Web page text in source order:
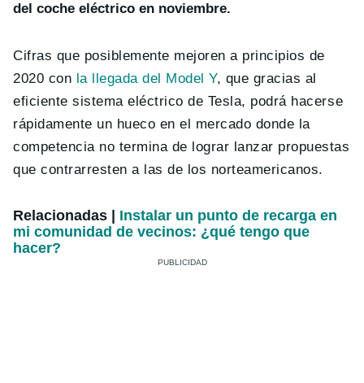
del coche eléctrico en noviembre.
Cifras que posiblemente mejoren a principios de
2020 con la llegada del Model Y, que gracias al
eficiente sistema eléctrico de Tesla, podrá hacerse
rápidamente un hueco en el mercado donde la
competencia no termina de lograr lanzar propuestas
que contrarresten a las de los norteamericanos.
Relacionadas | Instalar un punto de recarga en
mi comunidad de vecinos: ¿qué tengo que
hacer?